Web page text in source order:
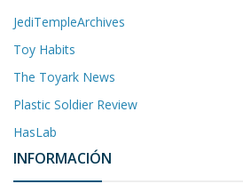
JediTempleArchives
Toy Habits
The Toyark News
Plastic Soldier Review
HasLab
INFORMACIÓN